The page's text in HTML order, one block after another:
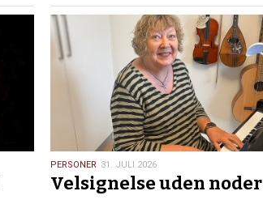
31.
juli
PERSONER 31. JULI 2026
Velsignelse uden noder